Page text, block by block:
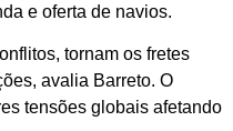
e oferta de navios.
tornam os fretes
avalia Barreto. O
tensões globais afetando